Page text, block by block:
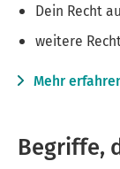
Dein Recht
weitere
Mehr
Begriffe,